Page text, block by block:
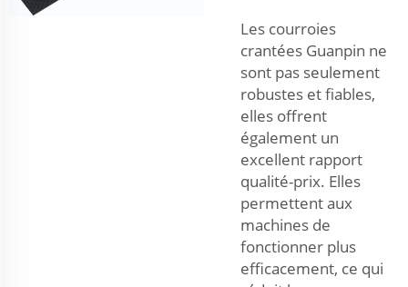
Les courroies
crantées Guanpin ne
sont pas seulement
robustes et fiables,
elles offrent
également un
excellent rapport
qualité-prix. Elles
permettent aux
machines de
fonctionner plus
efficacement, ce qui